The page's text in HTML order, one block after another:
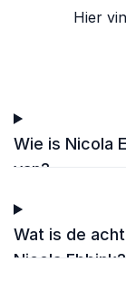
Hier
Wie is Nicola
van?
Wat is de
Nicola Ebbink?